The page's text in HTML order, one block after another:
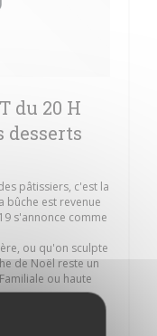
du 20 H
desserts
pâtissiers, c'est la
bûche est revenue
s'annonce comme
ou qu'on sculpte
de Noël reste un
ou haute